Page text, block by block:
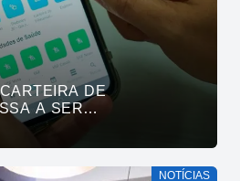
DE
A SER
PELO APLICATIVO JOÃO
DA MÃO
NOTÍCIAS